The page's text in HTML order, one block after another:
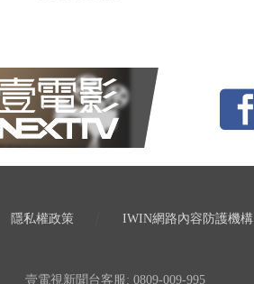
隱私權政策 IWIN網路內容防護機構
壹電視新聞台客服: 0809-009-995